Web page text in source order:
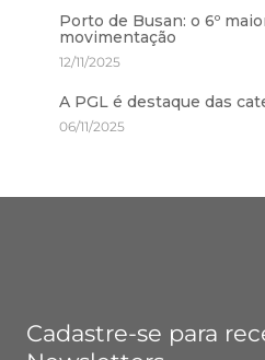
Porto de Busan: o 6º
movimentação
12/11/2025
A PGL é destaque das
06/11/2025
Cadastre-se para